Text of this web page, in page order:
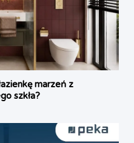
marzeń z
szkła?